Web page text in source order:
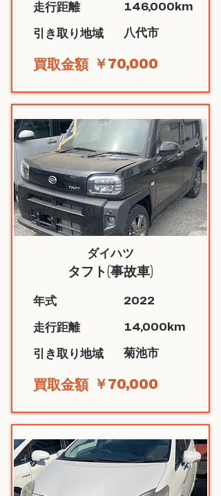
​走行距離
​引き取り地域
146,000km
八代市
​買取金額 ￥70,000
ダイハツ
タフト(事故車)
​年式
​走行距離
​引き取り地域
2022
14,000km
菊池市
​買取金額 ￥70,000